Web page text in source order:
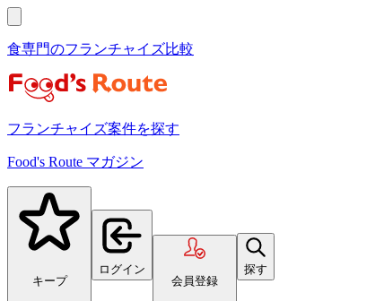
食専門のフランチャイズ比較
フランチャイズ案件を探す
Food's Route マガジン
キープ
ログイン
会員登録
探す